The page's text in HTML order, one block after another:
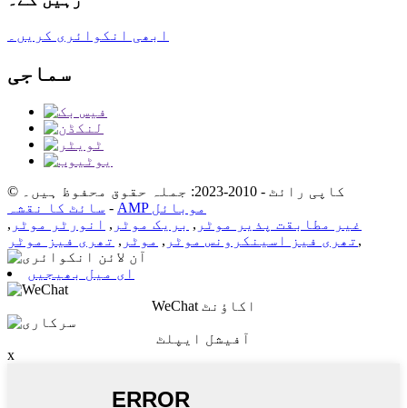
ابھی انکوائری کریں۔
سماجی
© کاپی رائٹ - 2010-2023: جملہ حقوق محفوظ ہیں۔
سائٹ کا نقشہ -
AMP موبائل
غیر مطابقت پذیر موٹر , بریک موٹر , انورٹر موٹر ,
تھری فیز اسینکرونس موٹر , موٹر , تھری فیز موٹر ,
ای میل بھیجیں
WeChat اکاؤنٹ
آفیشل ایپلٹ
x